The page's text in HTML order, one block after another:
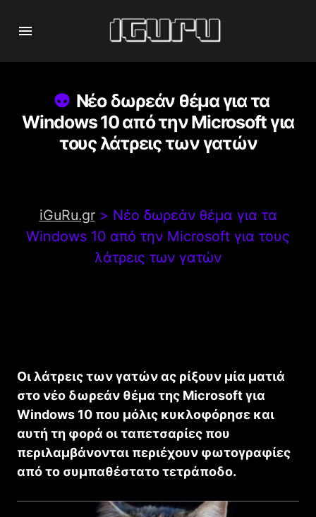
Νέο δωρεάν θέμα για τα
Windows 10 από την Microsoft για
τους λάτρεις των γατών
iGuRu.gr> Νέο δωρεάν θέμα για τα
Windows 10 από την Microsoft για τους
λάτρεις των γατών
Οι λάτρεις των γατών ας ρίξουν μία ματιά
στο νέο δωρεάν θέμα της Microsoft για
Windows 10 που μόλις κυκλοφόρησε και
αυτή τη φορά οι ταπετσαρίες που
περιλαμβάνονται περιέχουν φωτογραφίες
από το συμπαθέστατο τετράποδο.